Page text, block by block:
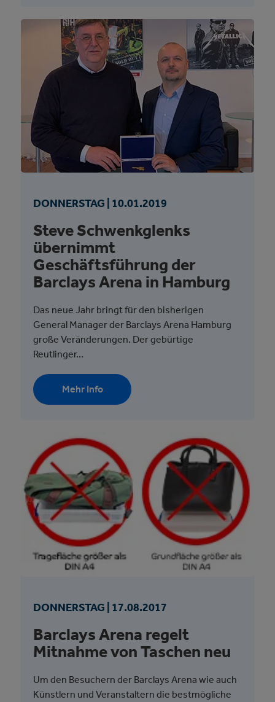
DONNERSTAG | 10.01.2019
Steve Schwenkglenks
übernimmt
Geschäftsführung der
Barclays Arena in Hamburg
Das neue Jahr bringt für den bisherigen
General Manager der Barclays Arena Hamburg
große Veränderungen. Der gebürtige
Reutlinger…
Mehr Info
DONNERSTAG | 17.08.2017
Barclays Arena regelt
Mitnahme von Taschen neu
Um den Besuchern der Barclays Arena wie auch
Künstlern und Veranstaltern die bestmögliche